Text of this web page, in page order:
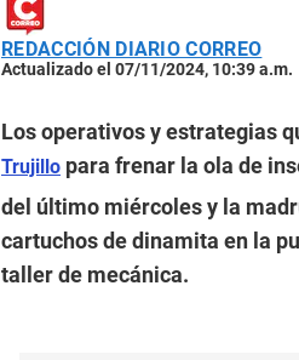
REDACCIÓN DIARIO CORREO
Actualizado el 07/11/2024, 10:39 a.m.
Los operativos y estrategias
Trujillo para frenar la ola de
del último miércoles y la
cartuchos de dinamita en la
taller de mecánica.